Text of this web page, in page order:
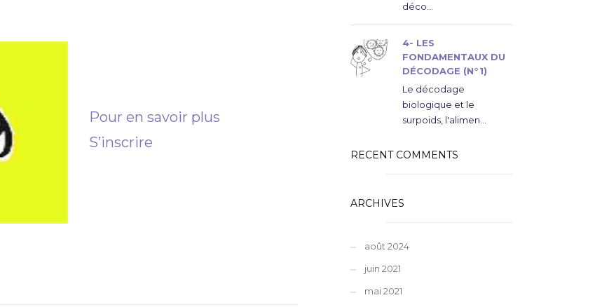
Pour en savoir plus
S’inscrire
déco...
4- LES
FONDAMENTAUX DU
DÉCODAGE (N°1)
Le décodage
biologique et le
surpoids, l'alimen...
RECENT COMMENTS
ARCHIVES
août 2024
juin 2021
mai 2021